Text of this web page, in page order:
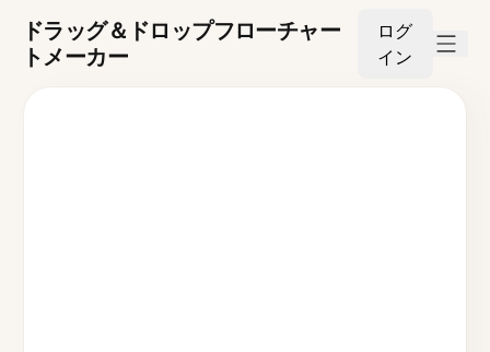
ドラッグ＆ドロップフローチャー
トメーカー
ログ
イン